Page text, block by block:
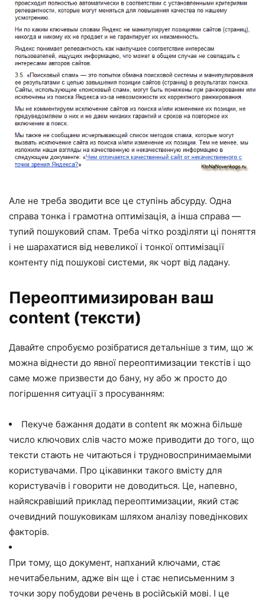
Але не треба зводити все це ступінь абсурду. Одна
справа тонка і грамотна оптимізація, а інша справа —
тупий пошуковий спам. Треба чітко розділяти ці поняття
і не шарахатися від невеликої і тонкої оптимізації
контенту під пошукові системи, як чорт від ладану.
Переоптимизирован ваш
content (тексти)
Давайте спробуємо розібратися детальніше з тим, що ж
можна віднести до явної переоптимизации текстів і що
саме може призвести до бану, ну або ж просто до
погіршення ситуації з просуванням:
Пекуче бажання додати в content як можна більше
число ключових слів часто може приводити до того, що
тексти стають не читаються і трудновоспринимаемыми
користувачами. Про цікавинки такого вмісту для
користувачів і говорити не доводиться. Це, напевно,
найяскравіший приклад переоптимизации, який стає
очевидний пошуковикам шляхом аналізу поведінкових
факторів.
При тому, що документ, напханий ключами, стає
нечитабельним, адже він ще і стає неписьменним з
точки зору побудови речень в російській мові. І це